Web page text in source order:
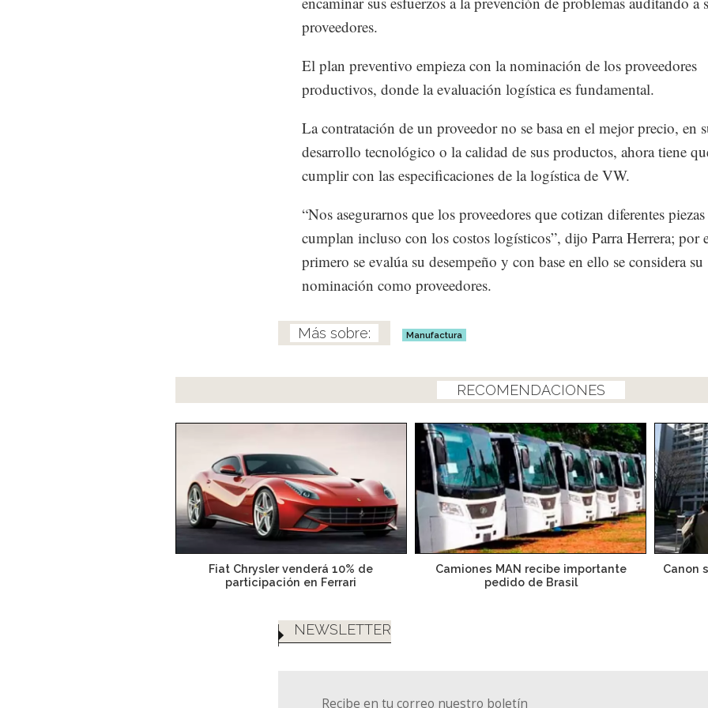
proveedores.
El plan preventivo empieza con la nominación de los proveedores
productivos, donde la evaluación logística es fundamental.
La contratación de un proveedor no se basa en el mejor precio, en
desarrollo tecnológico o la calidad de sus productos, ahora tiene
cumplir con las especificaciones de la logística de VW.
“Nos asegurarnos que los proveedores que cotizan diferentes piezas
cumplan incluso con los costos logísticos”, dijo Parra Herrera; por
primero se evalúa su desempeño y con base en ello se considera su
nominación como proveedores.
Manufactura
RECOMENDACIONES
Fiat Chrysler venderá 10% de
participación en Ferrari
Camiones MAN recibe importante
pedido de Brasil
Canon
NEWSLETTER
Recibe en tu correo nuestro boletín